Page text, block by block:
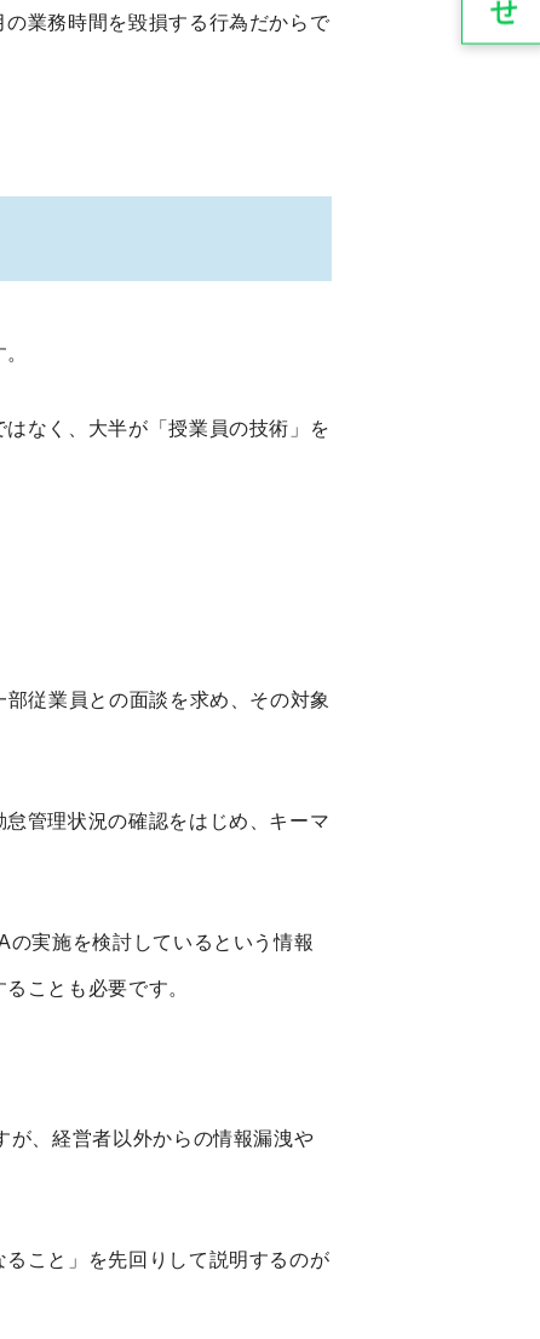
業務時間を毀損する行為だからで
なく、大半が「授業員の技術」を
従業員との面談を求め、その対象
管理状況の確認をはじめ、キーマ
の実施を検討しているという情報
ことも必要です。
が、経営者以外からの情報漏洩や
こと」を先回りして説明するのが